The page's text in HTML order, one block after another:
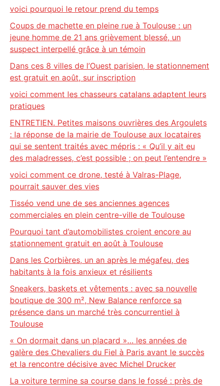
voici pourquoi le retour prend du temps
Coups de machette en pleine rue à Toulouse : un
jeune homme de 21 ans grièvement blessé, un
suspect interpellé grâce à un témoin
Dans ces 8 villes de l’Ouest parisien, le stationnement
est gratuit en août, sur inscription
voici comment les chasseurs catalans adaptent leurs
pratiques
ENTRETIEN. Petites maisons ouvrières des Argoulets
: la réponse de la mairie de Toulouse aux locataires
qui se sentent traités avec mépris : « Qu’il y ait eu
des maladresses, c’est possible ; on peut l’entendre »
voici comment ce drone, testé à Valras-Plage,
pourrait sauver des vies
Tisséo vend une de ses anciennes agences
commerciales en plein centre-ville de Toulouse
Pourquoi tant d’automobilistes croient encore au
stationnement gratuit en août à Toulouse
Dans les Corbières, un an après le mégafeu, des
habitants à la fois anxieux et résilients
Sneakers, baskets et vêtements : avec sa nouvelle
boutique de 300 m², New Balance renforce sa
présence dans un marché très concurrentiel à
Toulouse
« On dormait dans un placard »… les années de
galère des Chevaliers du Fiel à Paris avant le succès
et la rencontre décisive avec Michel Drucker
La voiture termine sa course dans le fossé : près de